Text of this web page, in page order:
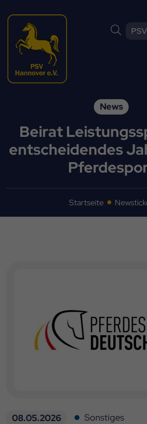
News
Beirat
entscheidendes
Startseite
08.05.2026 Sonstiges